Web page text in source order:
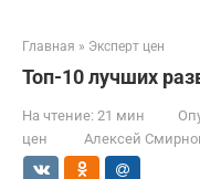
Главная » Эксперт цен
Топ-10 лучших
На чтение: 21 мин
цен
Алексей